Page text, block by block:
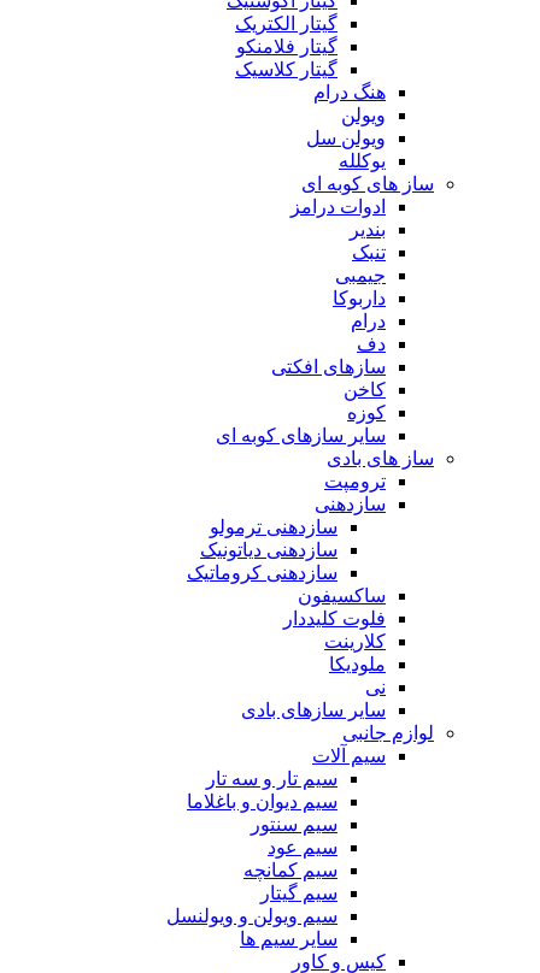
گیتار الکتریک
گیتار فلامنکو
گیتار کلاسیک
هنگ درام
ویولن
ویولن سل
یوکلله
ساز های کوبه ای
ادوات درامز
بندیر
تنبک
جیمبی
داربوکا
درام
دف
سازهای افکتی
کاخن
کوزه
سایر سازهای کوبه ای
ساز های بادی
ترومپت
سازدهنی
سازدهنی ترمولو
سازدهنی دیاتونیک
سازدهنی کروماتیک
ساکسیفون
فلوت کلیددار
کلارینت
ملودیکا
نی
سایر سازهای بادی
لوازم جانبی
سیم آلات
سیم تار و سه تار
سیم دیوان و باغلاما
سیم سنتور
سیم عود
سیم کمانچه
سیم گیتار
سیم ویولن و ویولنسل
سایر سیم ها
کیس و کاور